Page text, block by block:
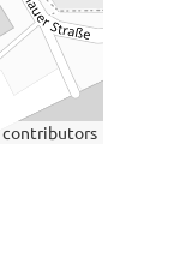
contributors